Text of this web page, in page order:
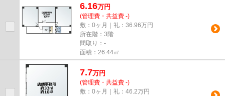
6.16万円
(管理費・共益費 -)
敷：0ヶ月｜礼：36.96万円
所在階：3階
間取り：-
面積：26.44㎡
7.7万円
(管理費・共益費 -)
敷：0ヶ月｜礼：46.2万円